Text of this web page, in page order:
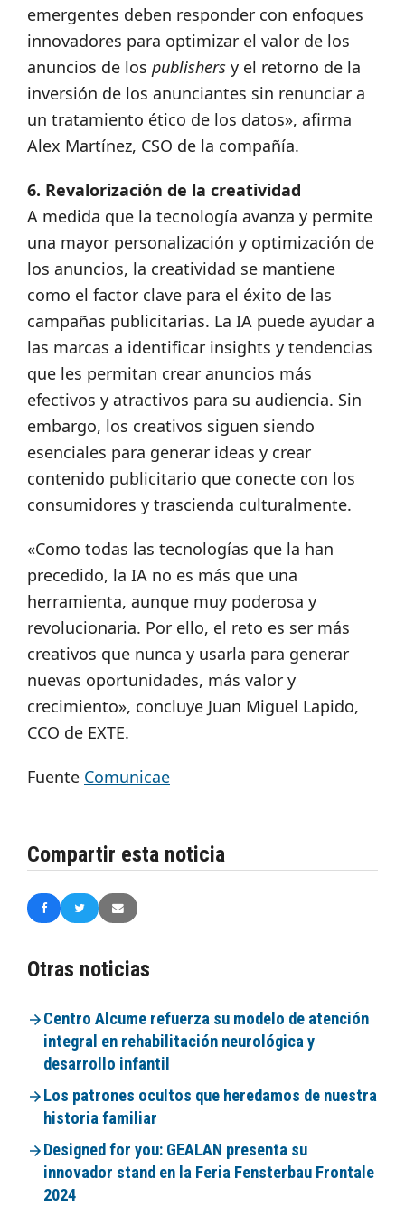
emergentes deben responder con enfoques
innovadores para optimizar el valor de los
anuncios de los publishers y el retorno de la
inversión de los anunciantes sin renunciar a
un tratamiento ético de los datos», afirma
Alex Martínez, CSO de la compañía.
6. Revalorización de la creatividad
A medida que la tecnología avanza y permite
una mayor personalización y optimización de
los anuncios, la creatividad se mantiene
como el factor clave para el éxito de las
campañas publicitarias. La IA puede ayudar a
las marcas a identificar insights y tendencias
que les permitan crear anuncios más
efectivos y atractivos para su audiencia. Sin
embargo, los creativos siguen siendo
esenciales para generar ideas y crear
contenido publicitario que conecte con los
consumidores y trascienda culturalmente.
«Como todas las tecnologías que la han
precedido, la IA no es más que una
herramienta, aunque muy poderosa y
revolucionaria. Por ello, el reto es ser más
creativos que nunca y usarla para generar
nuevas oportunidades, más valor y
crecimiento», concluye Juan Miguel Lapido,
CCO de EXTE.
Fuente Comunicae
Compartir esta noticia
Otras noticias
Centro Alcume refuerza su modelo de atención
integral en rehabilitación neurológica y
desarrollo infantil
Los patrones ocultos que heredamos de nuestra
historia familiar
Designed for you: GEALAN presenta su
innovador stand en la Feria Fensterbau Frontale
2024